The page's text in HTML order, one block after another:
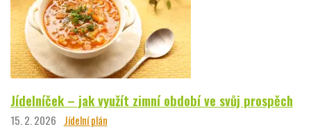
Jídelníček – jak využít zimní období ve svůj prospěch
15. 2. 2026 Jídelní plán